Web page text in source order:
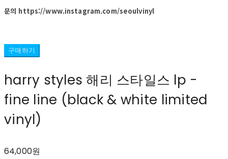
문의 https://www.instagram.com/seoulvinyl
구매하기
harry styles 해리 스타일스 lp -
fine line (black & white limited
vinyl)
64,000원